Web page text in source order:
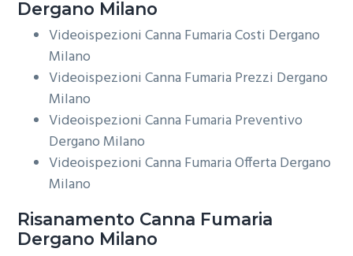
Dergano Milano
Videoispezioni Canna Fumaria Costi Dergano
Milano
Videoispezioni Canna Fumaria Prezzi Dergano
Milano
Videoispezioni Canna Fumaria Preventivo
Dergano Milano
Videoispezioni Canna Fumaria Offerta Dergano
Milano
Risanamento Canna Fumaria
Dergano Milano